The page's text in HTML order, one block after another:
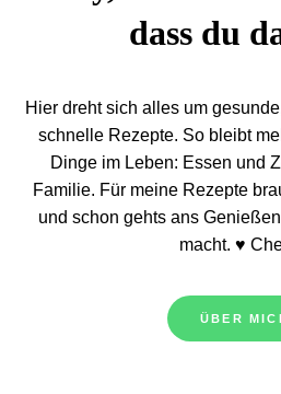
dass du
Hier dreht sich alles um
schnelle Rezepte. So bleibt
Dinge im Leben: Essen und
Familie. Für meine Rezepte
und schon gehts ans
macht. ♥
ÜBER